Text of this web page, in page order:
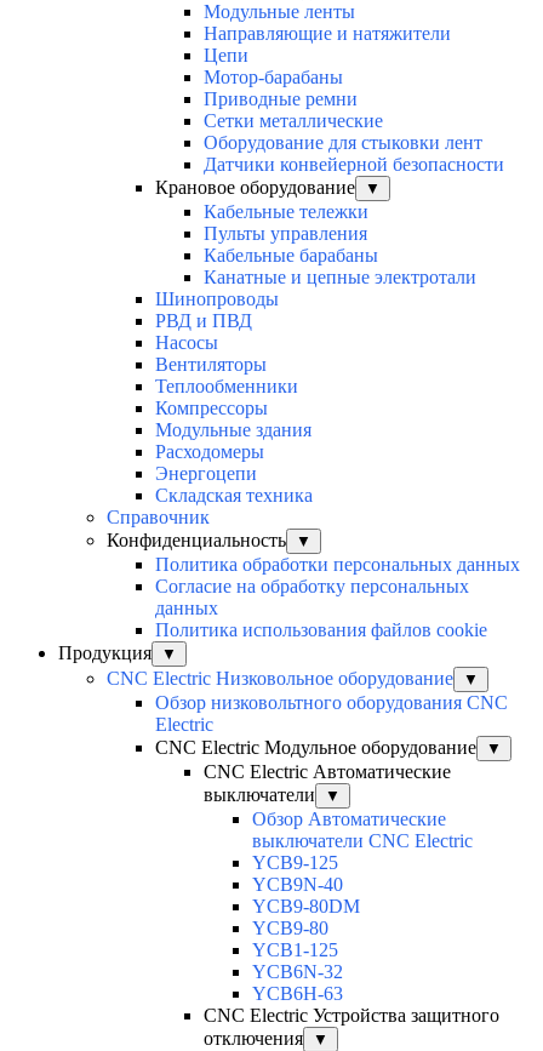
Модульные ленты
Направляющие и натяжители
Цепи
Мотор-барабаны
Приводные ремни
Сетки металлические
Оборудование для стыковки лент
Датчики конвейерной безопасности
Крановое оборудование
▼
Кабельные тележки
Пульты управления
Кабельные барабаны
Канатные и цепные электротали
Шинопроводы
РВД и ПВД
Насосы
Вентиляторы
Теплообменники
Компрессоры
Модульные здания
Расходомеры
Энергоцепи
Складская техника
Справочник
Конфиденциальность
▼
Политика обработки персональных данных
Согласие на обработку персональных
данных
Политика использования файлов cookie
Продукция
▼
CNC Electric Низковольное оборудование ▼
Обзор низковольтного оборудования CNC
Electric
CNC Electric Модульное оборудование
▼
CNC Electric Автоматические
выключатели
▼
Обзор Автоматические
выключатели CNC Electric
YCB9-125
YCB9N-40
YCB9-80DM
YCB9-80
YCB1-125
YCB6N-32
YCB6H-63
CNC Electric Устройства защитного
отключения
▼